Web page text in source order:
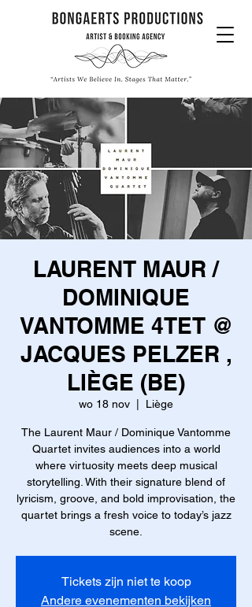
LAURENT MAUR /
DOMINIQUE
VANTOMME 4TET @
JACQUES PELZER ,
LIÈGE (BE)
wo 18 nov Liège
The Laurent Maur / Dominique Vantomme
Quartet invites audiences into a world
where virtuosity meets deep musical
storytelling. With their signature blend of
lyricism, groove, and bold improvisation, the
quartet brings a fresh voice to today’s jazz
scene.
Tickets zijn niet te koop
Andere evenementen bekijken